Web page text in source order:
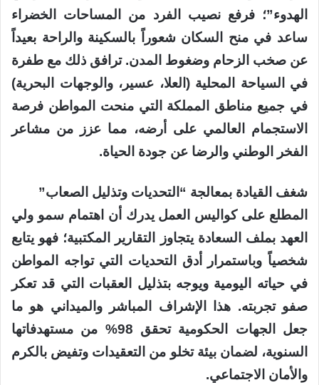
الهدوء”؛ فرفع نصيب الفرد من المساحات الخضراء
ساعد في منح السكان شعوراً بالسكينة والراحة بعيداً
عن صخب الزحام وضغوط المدن. ترافق ذلك مع طفرة
في السياحة المحلية (العلا، عسير، والوجهات البحرية)
في جميع مناطق المملكة التي منحت المواطن فرصة
الاستجمام العالمي على أرضه، مما عزز من مشاعر
الفخر الوطني والرضا عن جودة الحياة.
شغف القيادة بمعالجة “التحديات وتذليل الصعاب”
المطلع على كواليس العمل يدرك أن اهتمام سمو ولي
العهد بملف السعادة يتجاوز التقارير المكتبية؛ فهو يتابع
شخصياً وباستمرار أدق التحديات التي تواجه المواطن
في حياته اليومية ويوجه بتذليل العقبات التي قد تعكر
صفو تجربته. هذا الإشراف المباشر والميداني هو ما
جعل الجهات الحكومية تحقق 98% من مستهدفاتها
السنوية، لضمان بيئة تخلو من التعقيدات وتفيض بالكرم
والأمان الاجتماعي.